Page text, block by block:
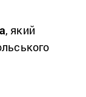
, який